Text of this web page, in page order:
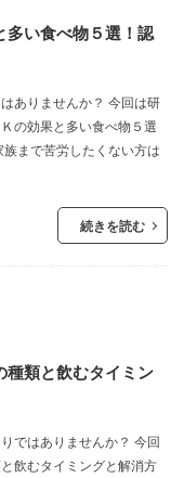
多い食べ物５選！認
ありませんか？ 今回は研
の効果と多い食べ物５選
まで苦労したくない方は
続きを読む
種類と飲むタイミン
ではありませんか？ 今回
飲むタイミングと解消方